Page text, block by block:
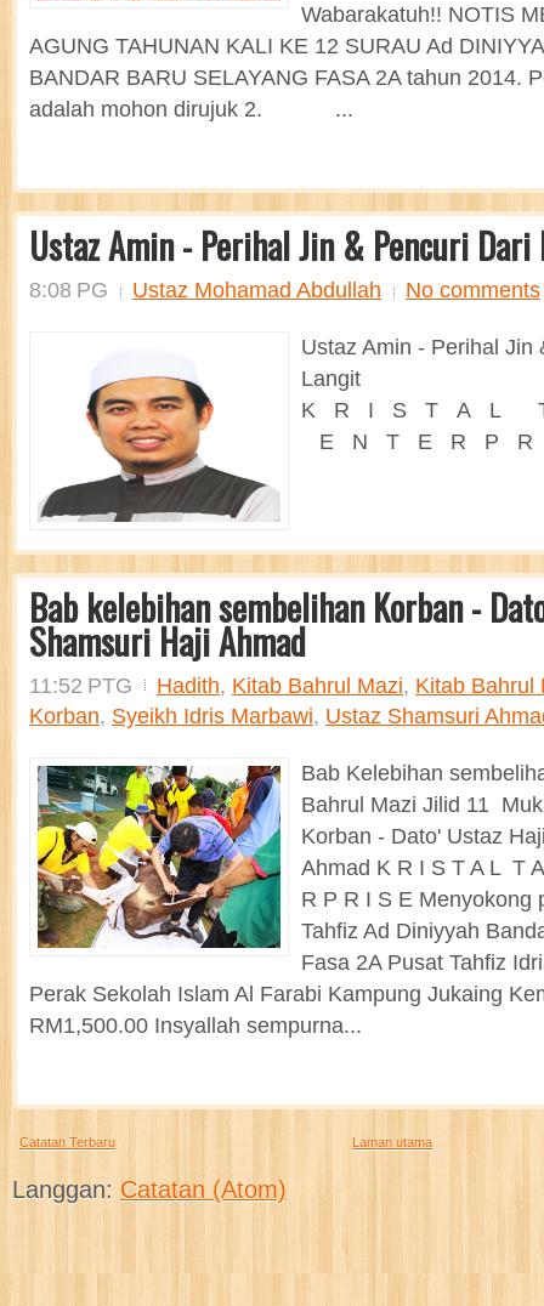
Wabarakatuh!! NOTIS
AGUNG TAHUNAN KALI KE 12 SURAU Ad
BANDAR BARU SELAYANG FASA 2A tahun 2014.
adalah mohon dirujuk 2. ...
Ustaz Amin - Perihal Jin & Pencuri Dari
8:08 PG Ustaz Mohamad Abdullah No comments
Ustaz Amin - Perihal Jin
Langit
K R I S T A L
E N T E R P R I
Bab kelebihan sembelihan Korban -
Shamsuri Haji Ahmad
11:52 PTG Hadith, Kitab Bahrul Mazi, Kitab Bahrul
Korban, Syeikh Idris Marbawi, Ustaz Shamsuri
Bab Kelebihan
Bahrul Mazi Jilid 11
Korban - Dato' Ustaz
Ahmad K R I S T A L T
R P R I S E Menyokong
Tahfiz Ad Diniyyah
Fasa 2A Pusat Tahfiz
Perak Sekolah Islam Al Farabi Kampung Jukaing
RM1,500.00 Insyallah sempurna...
Catatan Terbaru Laman utama
Langgan: Catatan (Atom)